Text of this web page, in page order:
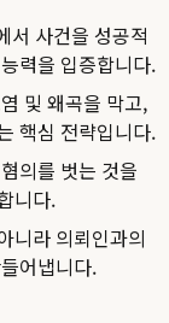
서 사건을 성공적
력을 입증합니다.
및 왜곡을 막고,
핵심 전략입니다.
의를 벗는 것을
니다.
니라 의뢰인과의
어냅니다.